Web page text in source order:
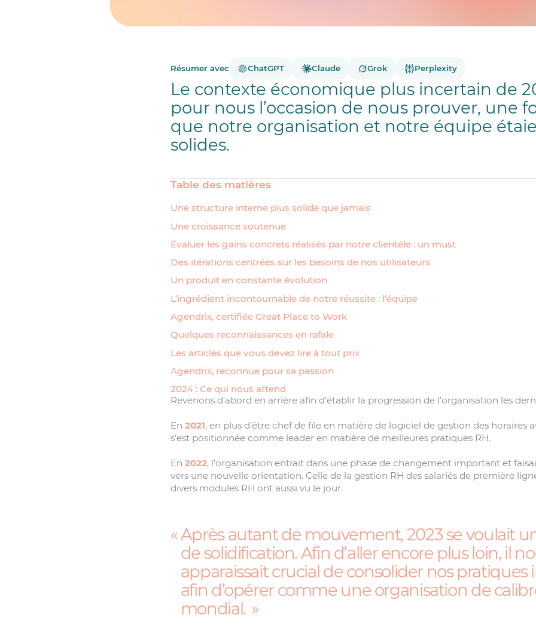
Résumer avec ChatGPT Claude Grok Perplexity
Le contexte économique plus incertain de
pour nous l’occasion de nous prouver, une
que notre organisation et notre équipe
solides.
Table des matières
Une structure interne plus solide que jamais
Une croissance soutenue
Évaluer les gains concrets réalisés par notre clientèle : un must
Des itérations centrées sur les besoins de nos utilisateurs
Un produit en constante évolution
L’ingrédient incontournable de notre réussite : l’équipe
Agendrix, certifiée Great Place to Work
Quelques reconnaissances en rafale
Les articles que vous devez lire à tout prix
Agendrix, reconnue pour sa passion
2024 : Ce qui nous attend
Revenons d’abord en arrière afin d’établir la progression de l’organisation les
En 2021, en plus d’être chef de file en matière de logiciel de gestion des horaires
s’est positionnée comme leader en matière de meilleures pratiques RH.
En 2022, l’organisation entrait dans une phase de changement important et
vers une nouvelle orientation. Celle de la gestion RH des salariés de première
divers modules RH ont aussi vu le jour.
Après autant de mouvement, 2023 se voulait
de solidification. Afin d’aller encore plus loin, il
apparaissait crucial de consolider nos pratiques
afin d’opérer comme une organisation de
mondial.